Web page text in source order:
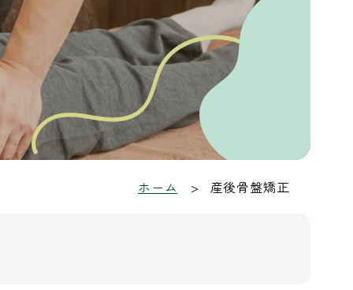
ホーム 産後骨盤矯正